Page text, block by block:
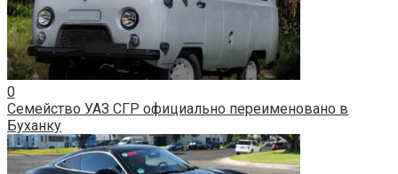
0
Семейство УАЗ СГР официально переименовано в
Буханку